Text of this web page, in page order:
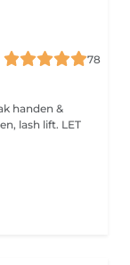
78
handen &
lift. LET